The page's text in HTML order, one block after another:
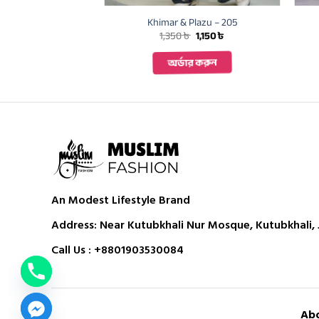
Khimar & Plazu – 205
1,350৳ Original
price
was:
1,350 ৳ .
1,150৳
is:
1,150 ৳ .
অর্ডার করুন
An Modest Lifestyle Brand
Address: Near Kutubkhali Nur Mosque, Kutubkhali,
Call Us : +8801903530084